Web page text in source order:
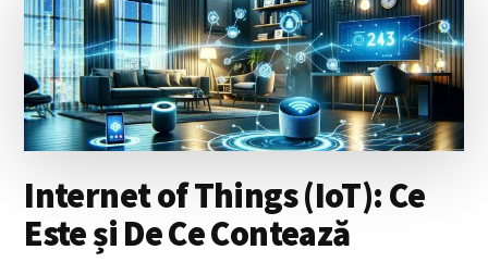
REMOTE
Internet of Things (IoT): Ce
Este și De Ce Contează